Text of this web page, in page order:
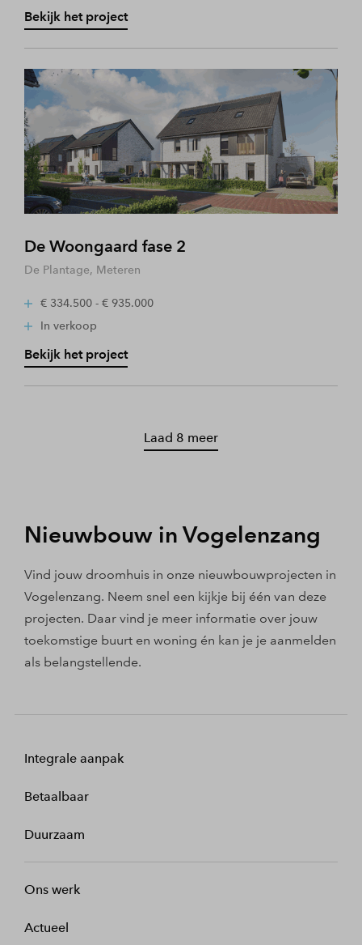
Bekijk het project
De Woongaard fase 2
De Plantage, Meteren
€ 334.500 - € 935.000
In verkoop
Bekijk het project
Laad 8 meer
Nieuwbouw in Vogelenzang
Vind jouw droomhuis in onze nieuwbouwprojecten in
Vogelenzang. Neem snel een kijkje bij één van deze
projecten. Daar vind je meer informatie over jouw
toekomstige buurt en woning én kan je je aanmelden
als belangstellende.
Integrale aanpak
Betaalbaar
Duurzaam
Ons werk
Actueel